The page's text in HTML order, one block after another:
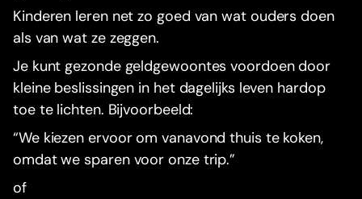
Kinderen leren net zo goed van wat ouders doen
als van wat ze zeggen.
Je kunt gezonde geldgewoontes voordoen door
kleine beslissingen in het dagelijks leven hardop
toe te lichten. Bijvoorbeeld:
“We kiezen ervoor om vanavond thuis te koken,
omdat we sparen voor onze trip.”
of